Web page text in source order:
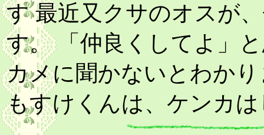
す 最近又クサのオスが
す。 「仲良くしてよ」
カメに聞かないとわか
もすけくんは、ケンカ